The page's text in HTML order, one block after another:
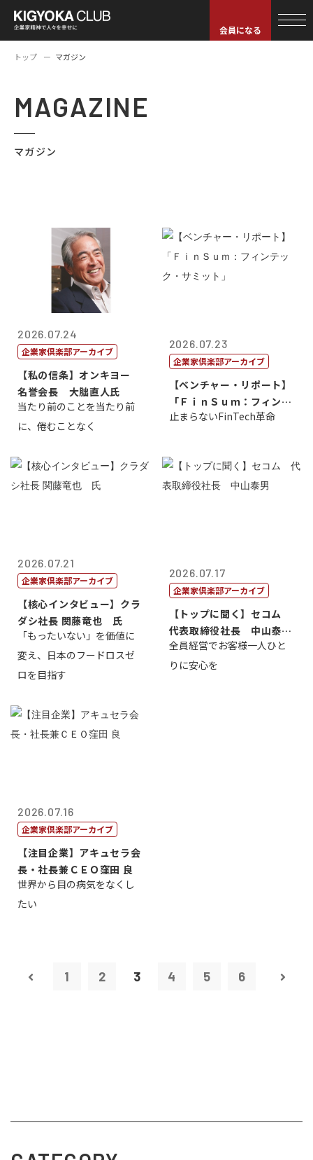
会員になる
トップ マガジン
MAGAZINE
マガジン
2026.07.24
企業家倶楽部アーカイブ
【私の信条】オンキヨー
名誉会長 大朏直人氏
当たり前のことを当たり前
に、倦むことなく
2026.07.23
企業家倶楽部アーカイブ
【ベンチャー・リポート】
「ＦｉｎＳｕｍ：フィンテ
ック・サミッ...
止まらないFinTech革命
2026.07.21
企業家倶楽部アーカイブ
【核心インタビュー】クラ
ダシ社長 関藤竜也 氏
「もったいない」を価値に
変え、日本のフードロスゼ
ロを目指す
2026.07.17
企業家倶楽部アーカイブ
【トップに聞く】セコム
代表取締役社長 中山泰
男
全員経営でお客様一人ひと
りに安心を
2026.07.16
企業家倶楽部アーカイブ
【注目企業】アキュセラ会
長・社長兼ＣＥＯ窪田 良
世界から目の病気をなくし
たい
1 2 3 4 5 6